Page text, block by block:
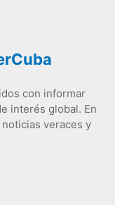
con informar
interés global. En
veraces y